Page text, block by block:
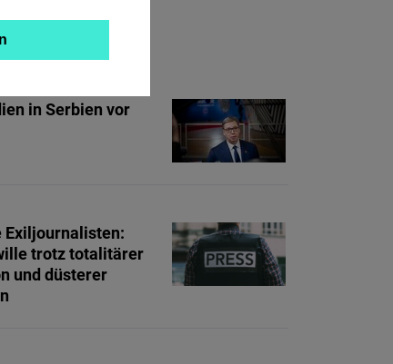
THEMA
in Serbien vor
Exiljournalisten:
trotz totalitärer
und düsterer